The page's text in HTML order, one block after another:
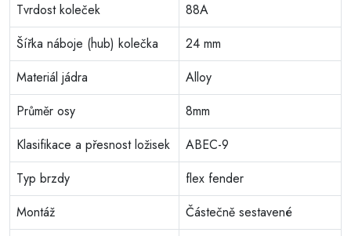
Tvrdost koleček
88A
Šířka náboje (hub) kolečka
24 mm
Materiál jádra
Alloy
Průměr osy
8mm
Klasifikace a přesnost ložisek
ABEC-9
Typ brzdy
flex fender
Montáž
Částečně sestavené